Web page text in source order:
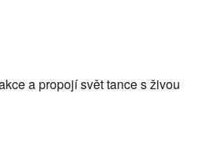
a propojí svět tance s živou